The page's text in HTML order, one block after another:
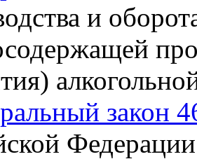
и
закон
Федерации